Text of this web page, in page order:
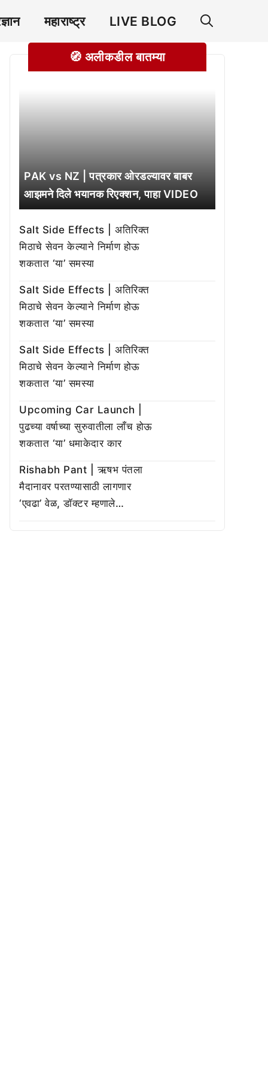
महाराष्ट्र LIVE BLOG
🧭 अलीकडील बातम्या
PAK vs NZ | पत्रकार ओरडल्यावर बाबर
आझमने दिले भयानक रिएक्शन, पाहा VIDEO
Salt Side Effects | अतिरिक्त
मिठाचे सेवन केल्याने निर्माण होऊ
शकतात ‘या’ समस्या
Salt Side Effects | अतिरिक्त
मिठाचे सेवन केल्याने निर्माण होऊ
शकतात ‘या’ समस्या
Salt Side Effects | अतिरिक्त
मिठाचे सेवन केल्याने निर्माण होऊ
शकतात ‘या’ समस्या
Upcoming Car Launch |
पुढच्या वर्षाच्या सुरुवातीला लाँच होऊ
शकतात ‘या’ धमाकेदार कार
Rishabh Pant | ऋषभ पंतला
मैदानावर परतण्यासाठी लागणार
‘एवढा’ वेळ, डॉक्टर म्हणाले…